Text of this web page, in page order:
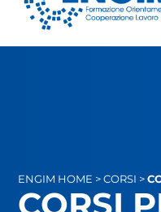
ENGIM HOME > CORSI >